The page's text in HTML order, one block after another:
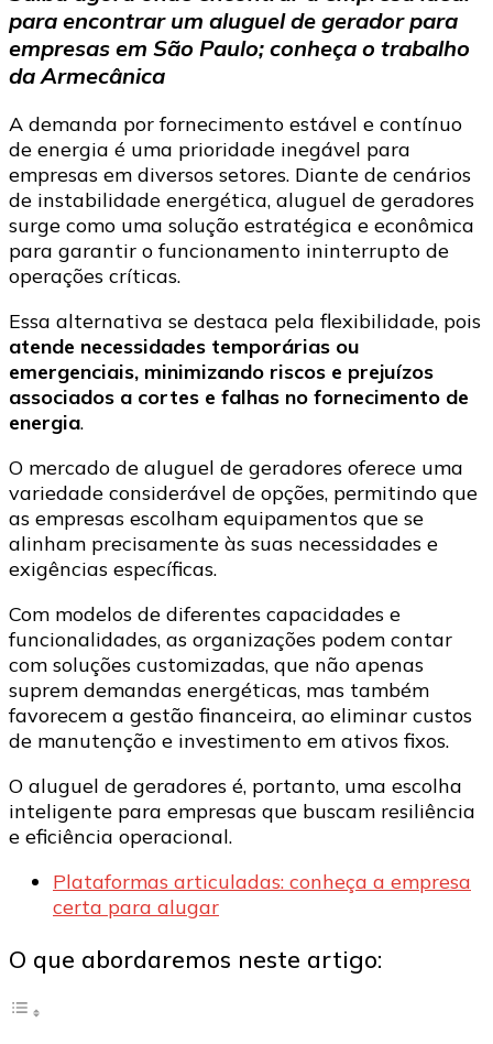
conheça
a
para encontrar um aluguel de gerador para
empresas em São Paulo; conheça o trabalho
da Armecânica
A demanda por fornecimento estável e contínuo
de energia é uma prioridade inegável para
empresas em diversos setores. Diante de cenários
de instabilidade energética, aluguel de geradores
surge como uma solução estratégica e econômica
para garantir o funcionamento ininterrupto de
operações críticas.
Essa alternativa se destaca pela flexibilidade, pois
atende necessidades temporárias ou
emergenciais, minimizando riscos e prejuízos
associados a cortes e falhas no fornecimento de
energia.
O mercado de aluguel de geradores oferece uma
variedade considerável de opções, permitindo que
as empresas escolham equipamentos que se
alinham precisamente às suas necessidades e
exigências específicas.
Com modelos de diferentes capacidades e
funcionalidades, as organizações podem contar
com soluções customizadas, que não apenas
suprem demandas energéticas, mas também
favorecem a gestão financeira, ao eliminar custos
de manutenção e investimento em ativos fixos.
O aluguel de geradores é, portanto, uma escolha
inteligente para empresas que buscam resiliência
e eficiência operacional.
Plataformas articuladas: conheça a empresa
certa para alugar
O que abordaremos neste artigo: